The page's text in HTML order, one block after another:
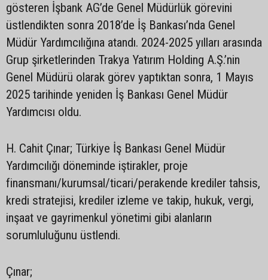
gösteren İşbank AG’de Genel Müdürlük görevini
üstlendikten sonra 2018’de İş Bankası’nda Genel
Müdür Yardımcılığına atandı. 2024-2025 yılları arasında
Grup şirketlerinden Trakya Yatırım Holding A.Ş.’nin
Genel Müdürü olarak görev yaptıktan sonra, 1 Mayıs
2025 tarihinde yeniden İş Bankası Genel Müdür
Yardımcısı oldu.
H. Cahit Çınar; Türkiye İş Bankası Genel Müdür
Yardımcılığı döneminde iştirakler, proje
finansmanı/kurumsal/ticari/perakende krediler tahsis,
kredi stratejisi, krediler izleme ve takip, hukuk, vergi,
inşaat ve gayrimenkul yönetimi gibi alanların
sorumluluğunu üstlendi.
Çınar;